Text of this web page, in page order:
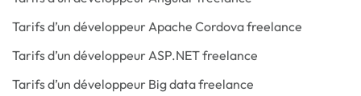
Tarifs d’un développeur Apache Cordova freelance
Tarifs d’un développeur ASP.NET freelance
Tarifs d’un développeur Big data freelance